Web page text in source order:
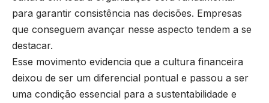
para garantir consistência nas decisões. Empresas
que conseguem avançar nesse aspecto tendem a se
destacar.
Esse movimento evidencia que a cultura financeira
deixou de ser um diferencial pontual e passou a ser
uma condição essencial para a sustentabilidade e